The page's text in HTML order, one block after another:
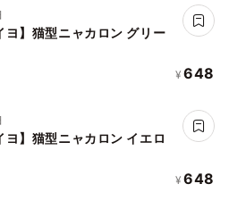
ヨ】猫型ニャカロン グリー
¥ 648
ヨ】猫型ニャカロン イエロ
¥ 648